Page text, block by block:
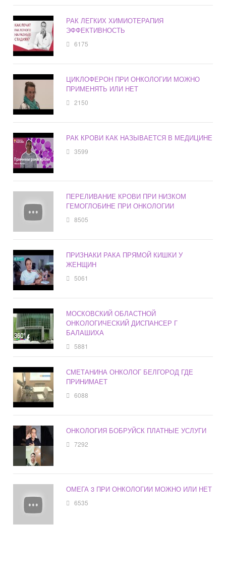
РАК ЛЕГКИХ ХИМИОТЕРАПИЯ
ЭФФЕКТИВНОСТЬ
6175
ЦИКЛОФЕРОН ПРИ ОНКОЛОГИИ МОЖНО
ПРИМЕНЯТЬ ИЛИ НЕТ
2150
РАК КРОВИ КАК НАЗЫВАЕТСЯ В МЕДИЦИНЕ
3599
ПЕРЕЛИВАНИЕ КРОВИ ПРИ НИЗКОМ
ГЕМОГЛОБИНЕ ПРИ ОНКОЛОГИИ
8505
ПРИЗНАКИ РАКА ПРЯМОЙ КИШКИ У
ЖЕНЩИН
5061
МОСКОВСКИЙ ОБЛАСТНОЙ
ОНКОЛОГИЧЕСКИЙ ДИСПАНСЕР Г
БАЛАШИХА
5881
СМЕТАНИНА ОНКОЛОГ БЕЛГОРОД ГДЕ
ПРИНИМАЕТ
6088
ОНКОЛОГИЯ БОБРУЙСК ПЛАТНЫЕ УСЛУГИ
7292
ОМЕГА 3 ПРИ ОНКОЛОГИИ МОЖНО ИЛИ НЕТ
6535